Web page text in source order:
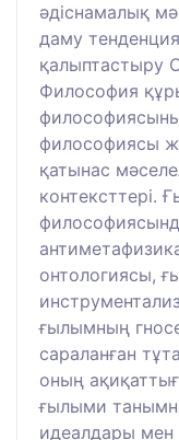
әдіснамалық
даму
қалыптастыру
Философия
философиясы
қатынас
контексттері.
онтологиясы,
ғылымның
сараланған
оның
ғылыми
идеалдары